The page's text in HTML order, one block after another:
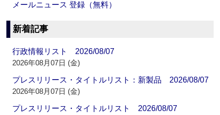
メールニュース 登録（無料）
新着記事
行政情報リスト 2026/08/07
2026年08月07日 (金)
プレスリリース・タイトルリスト：新製品 2026/08/07
2026年08月07日 (金)
プレスリリース・タイトルリスト 2026/08/07